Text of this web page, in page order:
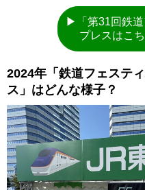
▶「第31回鉄道
プレスはこ
2024年「鉄道フェステ
ス」はどんな様子？